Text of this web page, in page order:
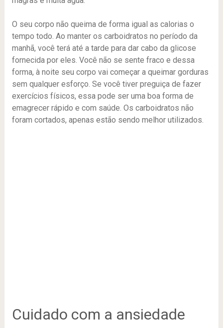
O seu corpo não queima de forma igual as calorias o
tempo todo. Ao manter os carboidratos no período da
manhã, você terá até a tarde para dar cabo da glicose
fornecida por eles. Você não se sente fraco e dessa
forma, à noite seu corpo vai começar a queimar gorduras
sem qualquer esforço. Se você tiver preguiça de fazer
exercícios físicos, essa pode ser uma boa forma de
emagrecer rápido e com saúde. Os carboidratos não
foram cortados, apenas estão sendo melhor utilizados.
Cuidado com a ansiedade